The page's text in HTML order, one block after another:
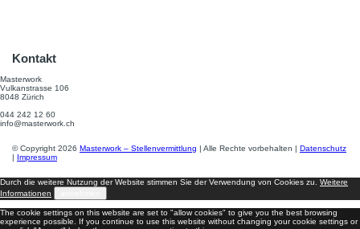
Kontakt
Masterwork
Vulkanstrasse 106
8048 Zürich
044 242 12 60
info@masterwork.ch
© Copyright 2026 Masterwork – Stellenvermittlung | Alle Rechte vorbehalten | Datenschutz
| Impressum
Durch die weitere Nutzung der Website stimmen Sie der Verwendung von Cookies zu. Weitere
Informationen
The cookie settings on this website are set to "allow cookies" to give you the best browsing
experience possible. If you continue to use this website without changing your cookie settings or